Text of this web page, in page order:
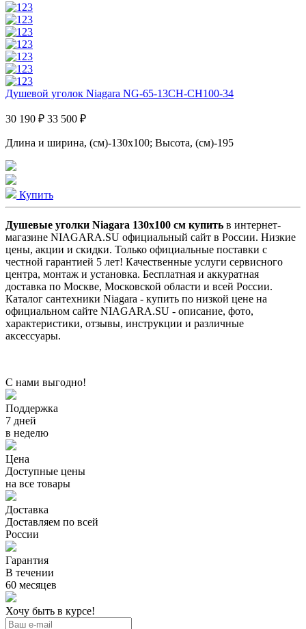
Душевой уголок Niagara NG-65-13CH-CH100-34
30 190 ₽ 33 500 ₽
Длина и ширина, (см)-130x100; Высота, (см)-195
Купить
Душевые уголки Niagara 130x100 см купить в интернет-
магазине NIAGARA.SU официальный сайт в России. Низкие
цены, акции и скидки. Только официальные поставки c
честной гарантией 5 лет! Качественные услуги сервисного
центра, монтаж и установка. Бесплатная и аккуратная
доставка по Москве, Московской области и всей России.
Каталог сантехники Niagara - купить по низкой цене на
официальном сайте NIAGARA.SU - описание, фото,
характеристики, отзывы, инструкции и различные
аксессуары.
С нами выгодно!
Поддержка
7 дней
в неделю
Цена
Доступные цены
на все товары
Доставка
Доставляем по всей
России
Гарантия
В течении
60 месяцев
Хочу быть в курсе!